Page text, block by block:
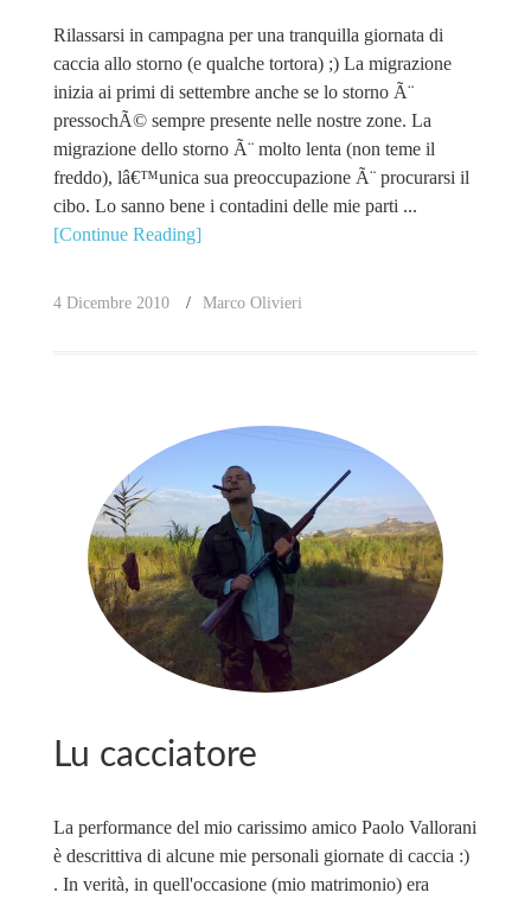
Rilassarsi in campagna per una tranquilla giornata di
caccia allo storno (e qualche tortora) ;) La migrazione
inizia ai primi di settembre anche se lo storno Ã¨
pressochÃ© sempre presente nelle nostre zone. La
migrazione dello storno Ã¨ molto lenta (non teme il
freddo), lâ€™unica sua preoccupazione Ã¨ procurarsi il
cibo. Lo sanno bene i contadini delle mie parti ...
[Continue Reading]
4 Dicembre 2010 Marco Olivieri
Lu cacciatore
La performance del mio carissimo amico Paolo Vallorani
è descrittiva di alcune mie personali giornate di caccia :)
. In verità, in quell'occasione (mio matrimonio) era